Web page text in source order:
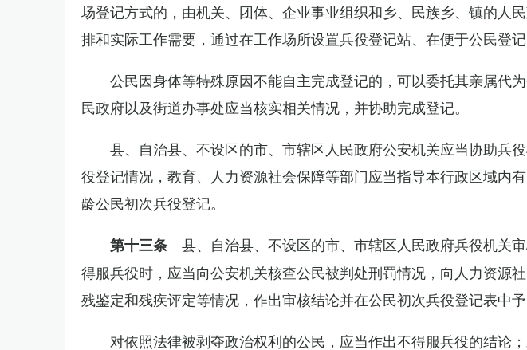
场登记方式的，由机关、团体、企业事业组织和乡、民族乡、镇的人
排和实际工作需要，通过在工作场所设置兵役登记站、在便于公民登
公民因身体等特殊原因不能自主完成登记的，可以委托其亲属代
民政府以及街道办事处应当核实相关情况，并协助完成登记。
县、自治县、不设区的市、市辖区人民政府公安机关应当协助兵
役登记情况，教育、人力资源社会保障等部门应当指导本行政区域内
龄公民初次兵役登记。
第十三条 县、自治县、不设区的市、市辖区人民政府兵役机关
得服兵役时，应当向公安机关核查公民被判处刑罚情况，向人力资源
残鉴定和残疾评定等情况，作出审核结论并在公民初次兵役登记表中予
对依照法律被剥夺政治权利的公民，应当作出不得服兵役的结论